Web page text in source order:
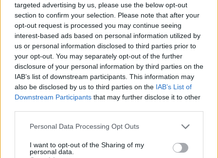
targeted advertising by us, please use the below opt-out
section to confirm your selection. Please note that after your
opt-out request is processed you may continue seeing
interest-based ads based on personal information utilized by
us or personal information disclosed to third parties prior to
your opt-out. You may separately opt-out of the further
disclosure of your personal information by third parties on the
IAB’s list of downstream participants. This information may
also be disclosed by us to third parties on the IAB’s List of
Downstream Participants that may further disclose it to other
Please note that this website/app uses one or more Google
not limited to your visit or usage behaviour. You may click to
grant or deny consent to Google and its third-party tags to
Personal Data Processing Opt Outs
I want to opt-out of the Sharing of my
personal data.